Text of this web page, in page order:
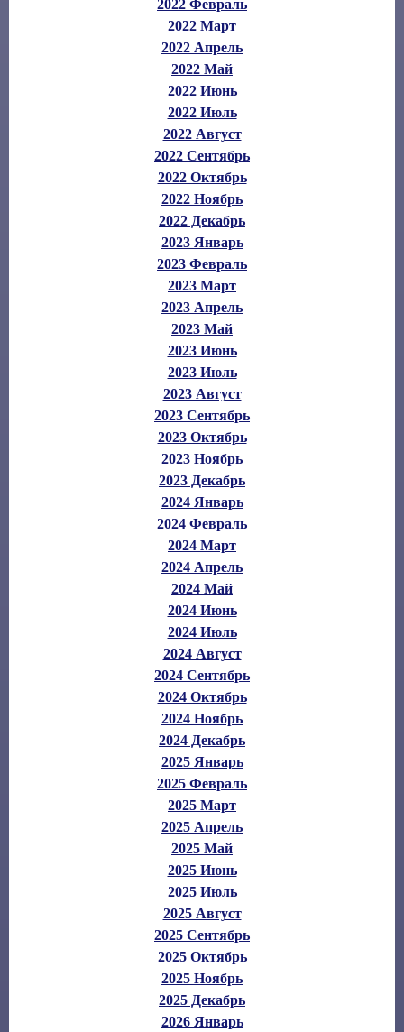
2022 Февраль
2022 Март
2022 Апрель
2022 Май
2022 Июнь
2022 Июль
2022 Август
2022 Сентябрь
2022 Октябрь
2022 Ноябрь
2022 Декабрь
2023 Январь
2023 Февраль
2023 Март
2023 Апрель
2023 Май
2023 Июнь
2023 Июль
2023 Август
2023 Сентябрь
2023 Октябрь
2023 Ноябрь
2023 Декабрь
2024 Январь
2024 Февраль
2024 Март
2024 Апрель
2024 Май
2024 Июнь
2024 Июль
2024 Август
2024 Сентябрь
2024 Октябрь
2024 Ноябрь
2024 Декабрь
2025 Январь
2025 Февраль
2025 Март
2025 Апрель
2025 Май
2025 Июнь
2025 Июль
2025 Август
2025 Сентябрь
2025 Октябрь
2025 Ноябрь
2025 Декабрь
2026 Январь